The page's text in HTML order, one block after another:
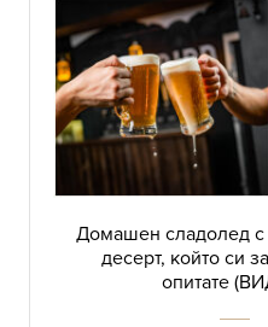
Домашен сладолед с
десерт, който си
опитате